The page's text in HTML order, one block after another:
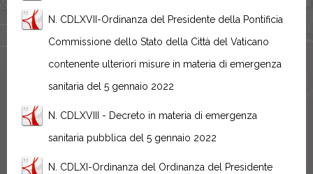
N. CDLXVII-Ordinanza del Presidente della Pontificia
Commissione dello Stato della Città del Vaticano
contenente ulteriori misure in materia di emergenza
sanitaria del 5 gennaio 2022
N. CDLXVIII - Decreto in materia di emergenza
sanitaria pubblica del 5 gennaio 2022
N. CDLXI-Ordinanza del Ordinanza del Presidente